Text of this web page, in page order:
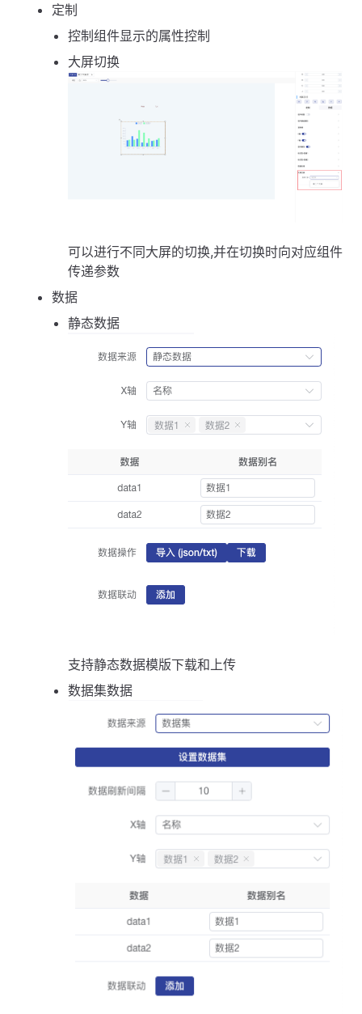
定制
控制组件显示的属性控制
大屏切换
可以进行不同大屏的切换,并在切换时向对应组件
传递参数
数据
静态数据
支持静态数据模版下载和上传
数据集数据